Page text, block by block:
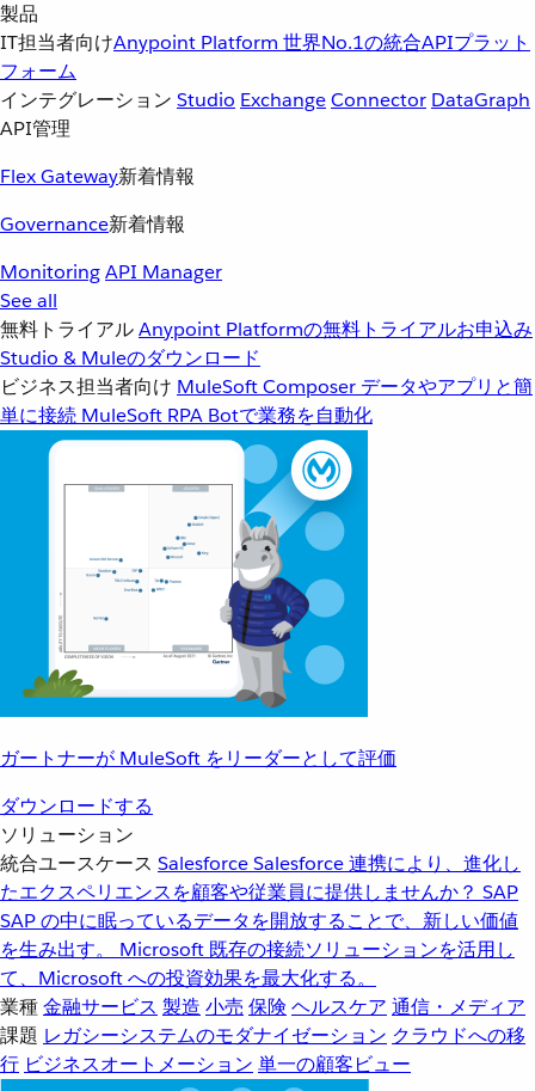
製品
IT担当者向けAnypoint Platform 世界No.1の統合APIプラット
フォーム
インテグレーション Studio ExchangeConnector DataGraph
API管理
Flex Gateway新着情報
Governance新着情報
MonitoringAPI Manager
See all
無料トライアルAnypoint Platformの無料トライアルお申込み
Studio & Muleのダウンロード
ビジネス担当者向け MuleSoft Composer データやアプリと簡
単に接続 MuleSoft RPA Botで業務を自動化
ガートナーが MuleSoft をリーダーとして評価
ダウンロードする
ソリューション
統合ユースケース SalesforceSalesforce 連携により、進化し
たエクスペリエンスを顧客や従業員に提供しませんか？ SAP
SAP の中に眠っているデータを開放することで、新しい価値
を生み出す。
Microsoft 既存の接続ソリューションを活用し
て、Microsoft への投資効果を最大化する。
業種金融サービス 製造 小売 保険 ヘルスケア 通信・メディア
課題 レガシーシステムのモダナイゼーション クラウドへの移
行 ビジネスオートメーション 単一の顧客ビュー